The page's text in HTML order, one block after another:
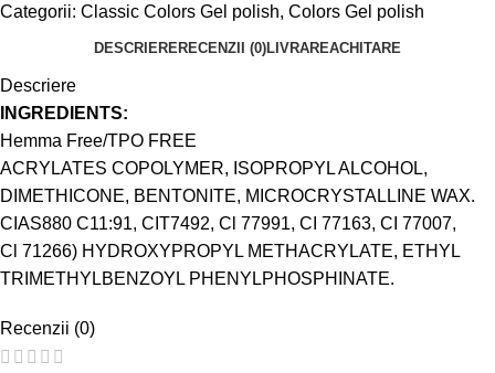
Categorii: Classic Colors Gel polish, Colors Gel polish
DESCRIERERECENZII (0)LIVRAREACHITARE
Descriere
INGREDIENTS:
Hemma Free/TPO FREE
ACRYLATES COPOLYMER, ISOPROPYL ALCOHOL,
DIMETHICONE, BENTONITE, MICROCRYSTALLINE WAX.
CIAS880 C11:91, CIT7492, Cl 77991, CI 77163, CI 77007,
Cl 71266) HYDROXYPROPYL METHACRYLATE, ETHYL
TRIMETHYLBENZOYL PHENYLPHOSPHINATE.
Recenzii (0)